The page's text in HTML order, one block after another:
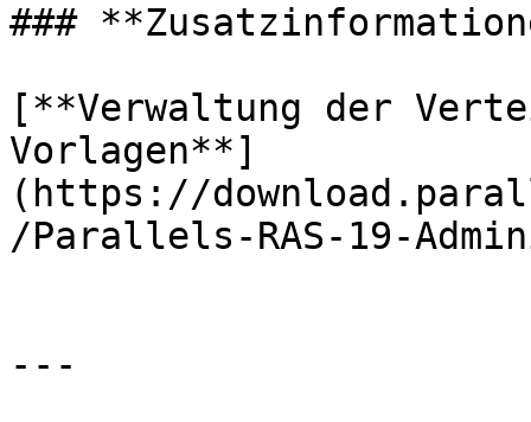
###
[**Verwaltung der
Vorlagen**]
(https://
/Parallels-RAS-19-
---